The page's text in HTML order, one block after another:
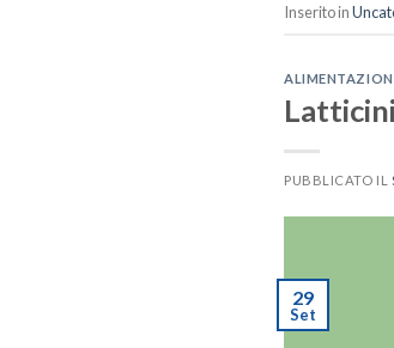
Inserito in
PUBBLICATO IL
29
Set